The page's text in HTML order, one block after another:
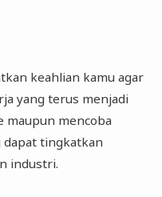
keahlian kamu agar
yang terus menjadi
mencoba
tingkatkan
industri.